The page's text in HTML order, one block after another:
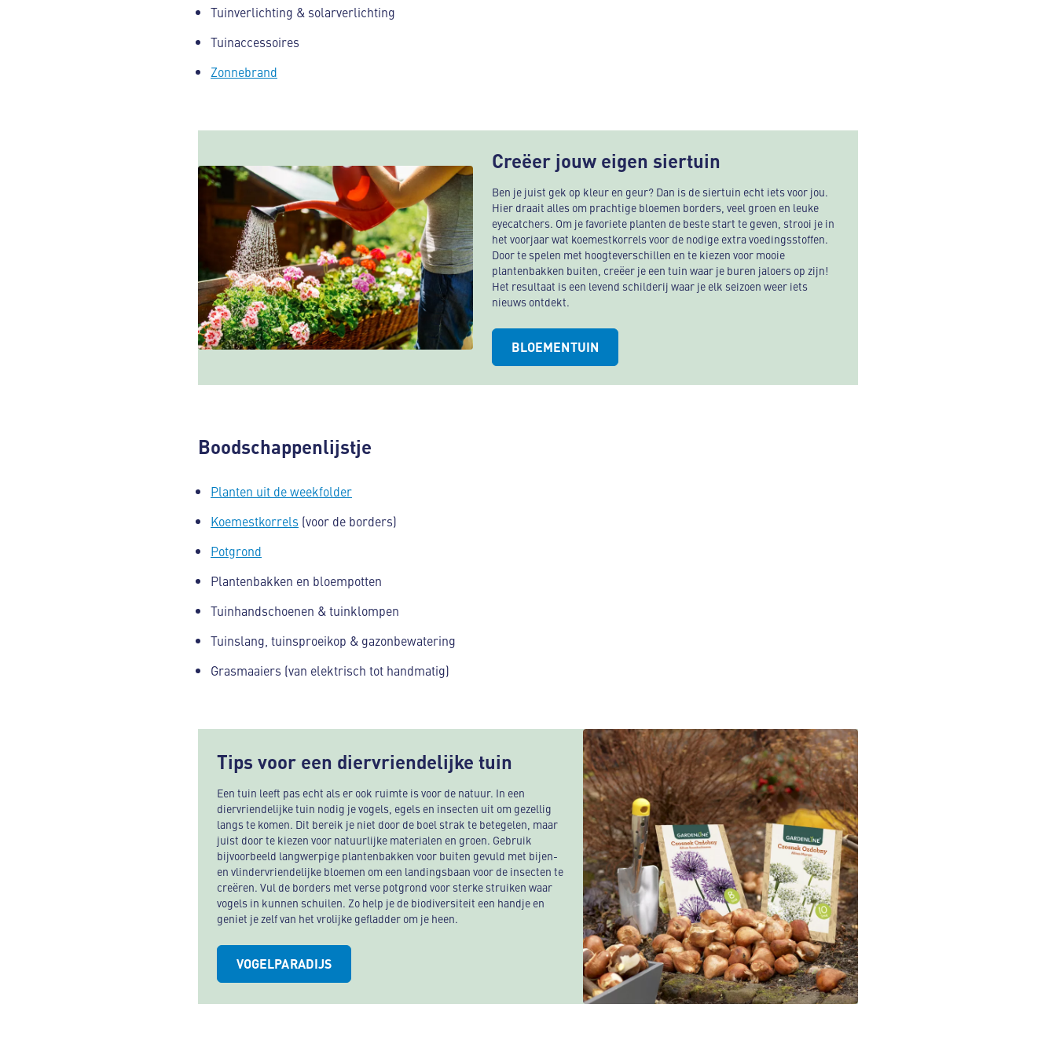
Tuinverlichting & solarverlichting
Tuinaccessoires
Zonnebrand
Creëer jouw eigen siertuin
Ben je juist gek op kleur en geur? Dan is de siertuin echt iets voor jou.
Hier draait alles om prachtige bloemen borders, veel groen en leuke
eyecatchers. Om je favoriete planten de beste start te geven, strooi je in
het voorjaar wat koemestkorrels voor de nodige extra voedingsstoffen.
Door te spelen met hoogteverschillen en te kiezen voor mooie
plantenbakken buiten, creëer je een tuin waar je buren jaloers op zijn!
Het resultaat is een levend schilderij waar je elk seizoen weer iets
nieuws ontdekt.
BLOEMENTUIN
Boodschappenlijstje
Planten uit de weekfolder
Koemestkorrels (voor de borders)
Potgrond
Plantenbakken en bloempotten
Tuinhandschoenen & tuinklompen
Tuinslang, tuinsproeikop & gazonbewatering
Grasmaaiers (van elektrisch tot handmatig)
Tips voor een diervriendelijke tuin
Een tuin leeft pas echt als er ook ruimte is voor de natuur. In een
diervriendelijke tuin nodig je vogels, egels en insecten uit om gezellig
langs te komen. Dit bereik je niet door de boel strak te betegelen, maar
juist door te kiezen voor natuurlijke materialen en groen. Gebruik
bijvoorbeeld langwerpige plantenbakken voor buiten gevuld met bijen-
en vlindervriendelijke bloemen om een landingsbaan voor de insecten te
creëren. Vul de borders met verse potgrond voor sterke struiken waar
vogels in kunnen schuilen. Zo help je de biodiversiteit een handje en
geniet je zelf van het vrolijke gefladder om je heen.
VOGELPARADIJS